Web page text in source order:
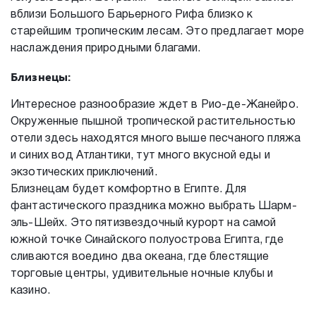
вблизи Большого Барьерного Рифа близко к
старейшим тропическим лесам. Это предлагает море
наслаждения природными благами.
Близнецы:
Интересное разнообразие ждет в Рио-де-Жанейро.
Окруженные пышной тропической растительностью
отели здесь находятся много выше песчаного пляжа
и синих вод Атлантики, тут много вкусной еды и
экзотических приключений.
Близнецам будет комфортно в Египте. Для
фантастического праздника можно выбрать Шарм-
эль-Шейх. Это пятизвездочный курорт на самой
южной точке Синайского полуострова Египта, где
сливаются воедино два океана, где блестящие
торговые центры, удивительные ночные клубы и
казино.